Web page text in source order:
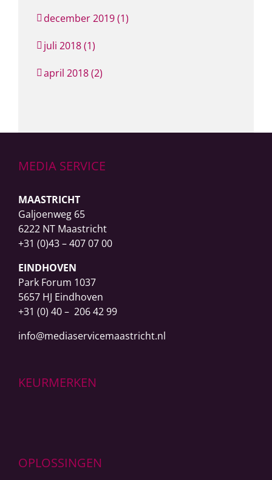
december 2019 (1)
juli 2018 (1)
april 2018 (2)
MEDIA SERVICE
MAASTRICHT
Galjoenweg 65
6222 NT Maastricht
+31 (0)43 – 407 07 00
EINDHOVEN
Park Forum 1037
5657 HJ Eindhoven
+31 (0) 40 – 206 42 99
info@mediaservicemaastricht.nl
KEURMERKEN
OPLOSSINGEN